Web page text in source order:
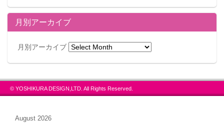
月別アーカイブ
月別アーカイブ
© YOSHIKURA DESIGN,LTD. All Rights Reserved.
August 2026